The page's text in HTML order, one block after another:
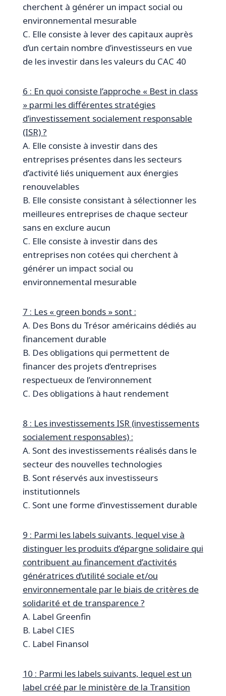
cherchent à générer un impact social ou
environnemental mesurable
C. Elle consiste à lever des capitaux auprès
d’un certain nombre d’investisseurs en vue
de les investir dans les valeurs du CAC 40
6 : En quoi consiste l’approche « Best in class
» parmi les différentes stratégies
d’investissement socialement responsable
(ISR) ?
A. Elle consiste à investir dans des
entreprises présentes dans les secteurs
d’activité liés uniquement aux énergies
renouvelables
B. Elle consiste consistant à sélectionner les
meilleures entreprises de chaque secteur
sans en exclure aucun
C. Elle consiste à investir dans des
entreprises non cotées qui cherchent à
générer un impact social ou
environnemental mesurable
7 : Les « green bonds » sont :
A. Des Bons du Trésor américains dédiés au
financement durable
B. Des obligations qui permettent de
financer des projets d’entreprises
respectueux de l’environnement
C. Des obligations à haut rendement
8 : Les investissements ISR (investissements
socialement responsables) :
A. Sont des investissements réalisés dans le
secteur des nouvelles technologies
B. Sont réservés aux investisseurs
institutionnels
C. Sont une forme d’investissement durable
9 : Parmi les labels suivants, lequel vise à
distinguer les produits d’épargne solidaire qui
contribuent au financement d’activités
génératrices d’utilité sociale et/ou
environnementale par le biais de critères de
solidarité et de transparence ?
A. Label Greenfin
B. Label CIES
C. Label Finansol
10 : Parmi les labels suivants, lequel est un
label créé par le ministère de la Transition